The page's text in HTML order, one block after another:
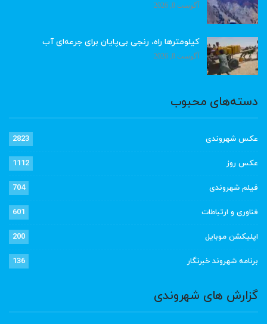
آگوست 8, 2026
کیلومترها راه، رنجی بی‌پایان برای جرعه‌ای آب
آگوست 8, 2026
دسته‌های محبوب
عکس شهروندی 2823
عکس روز 1112
فیلم شهروندی 704
فناوری و ارتباطات 601
اپلیکشن موبایل 200
برنامه شهروند خبرنگار 136
گزارش های شهروندی